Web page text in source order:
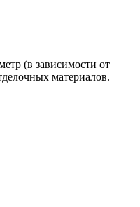
(в зависимости от
материалов.